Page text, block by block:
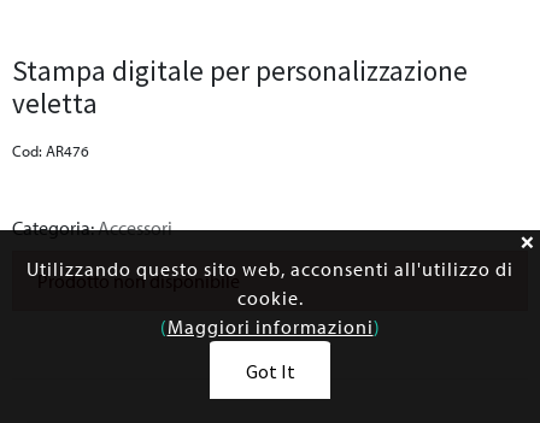
Stampa digitale per personalizzazione
veletta
Cod: AR476
Categoria:Accessori
Prodotto non disponibile
Utilizzando questo sito web, acconsenti all'utilizzo di
cookie.
(Maggiori informazioni)
Got It